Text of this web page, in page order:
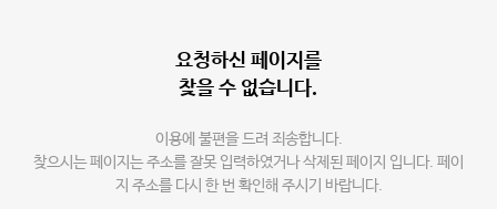
요청하신 페이지를
찾을 수 없습니다.
이용에 불편을 드려 죄송합니다.
찾으시는 페이지는 주소를 잘못 입력하였거나 삭제된 페이지 입니다. 페이
지 주소를 다시 한 번 확인해 주시기 바랍니다.